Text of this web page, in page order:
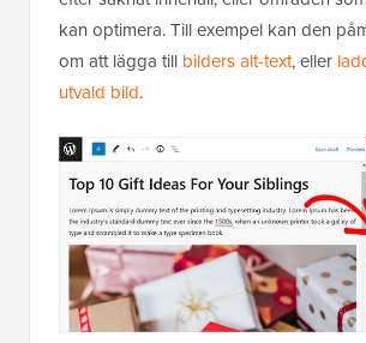
kan optimera. Till exempel kan den
om att lägga till bilders alt-text, eller
utvald bild.